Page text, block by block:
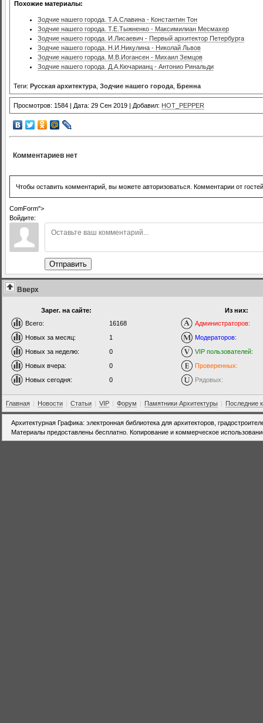
Похожие материалы:
Зодчие нашего города. Т.А.Славина - Константин Тон
Зодчие нашего города. Т.Е.Тыжненко - Максимилиан Месмахер
Зодчие нашего города. И.Лисаевич - Первый архитектор Петербурга
Зодчие нашего города. Н.И.Никулина - Николай Львов
Зодчие нашего города. М.В.Иогансен - Михаил Земцов
Зодчие нашего города. Д.А.Кючарианц - Антонио Ринальди
Теги: Русская архитектура Зодчие нашего города Бренна
Просмотров: 1584 | Дата: 29 Сен 2019 | Добавил: HOT_PEPPER
Комментариев нет
Чтобы оставить комментарий, вы можете авторизоваться. Комментарии от
ComForm">
Войдите:
Отправить
Вверх
Зарег. на сайте:
Всего:
16168
Новых за месяц:
1
Новых за неделю:
0
Новых вчера:
0
Новых сегодня:
0
Из них:
Администраторов:
Модераторов:
VIP пользователей:
Проверенных:
Рядовых:
Главная | Новости | Статьи | VIP | Форум | Памятники Архитектуры | Последние
Архитектурная Графика: электронная библиотека для архитекторов,
Материалы предоставлены бесплатно. Копирование и коммерческое